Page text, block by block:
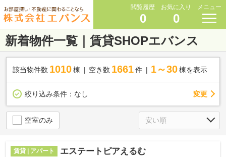
閲覧履歴
0
お気に入り
0
メニュー
新着物件一覧｜賃貸SHOPエバンス
該当物件数 1010棟 空き数 1661 件 1～30 棟を表示
絞り込み条件： なし 変更
空室のみ
賃貸 | アパート エステートピアえるむ